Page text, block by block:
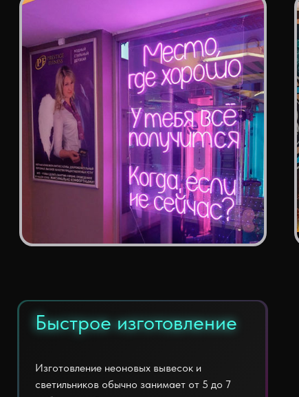
Изготовление неоновых вывесок и
светильников обычно занимает от 5 до 7
Быстрое изготовление
Быстрое изготовление